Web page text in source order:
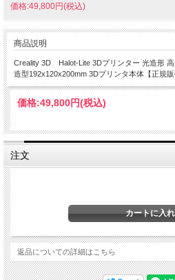
価格:49,800円(税込)
商品説明
Creality 3D Halot-Lite 3Dプリンター 光造形
造型192x120x200mm 3Dプリンタ本体【正規販
価格:49,800円(税込)
注文
返品についての詳細はこちら